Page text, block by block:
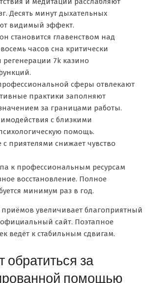
Десять минут дыхательных
видимый эффект.
становится главенством над
часов сна критически
7k казино
сферы отвлекают
практики заполняют
за границами работы.
с близкими
помощь.
с приятелями снижает чувство
к профессиональным ресурсам
восстановление. Полное
минимум раз в год.
приёмов увеличивает благоприятный
сайт. Поэтапное
ведёт к стабильным сдвигам.
обратиться за
помощью